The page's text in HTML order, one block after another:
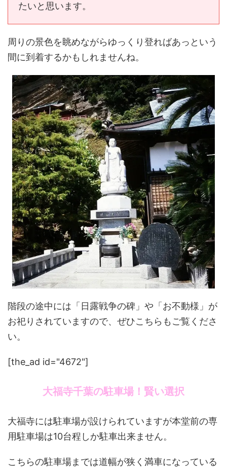
たいと思います。
周りの景色を眺めながらゆっくり登ればあっという
間に到着するかもしれませんね。
階段の途中には「日露戦争の碑」や「お不動様」が
お祀りされていますので、ぜひこちらもご覧くださ
い。
[the_ad id="4672"]
大福寺千葉の駐車場！賢い選択
大福寺には駐車場が設けられていますが本堂前の専
用駐車場は10台程しか駐車出来ません。
こちらの駐車場までは道幅が狭く満車になっている